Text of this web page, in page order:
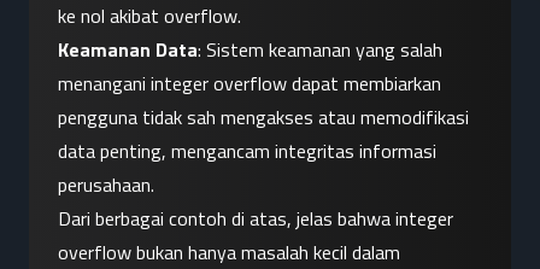
ke nol akibat overflow.
Keamanan Data: Sistem keamanan yang salah
menangani integer overflow dapat membiarkan
pengguna tidak sah mengakses atau memodifikasi
data penting, mengancam integritas informasi
perusahaan.
Dari berbagai contoh di atas, jelas bahwa integer
overflow bukan hanya masalah kecil dalam